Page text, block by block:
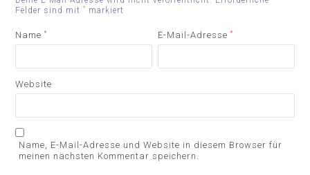
Felder sind mit* markiert
Name* E-Mail-Adresse*
Website
Name, E-Mail-Adresse und Website in diesem Browser für
meinen nächsten Kommentar speichern.